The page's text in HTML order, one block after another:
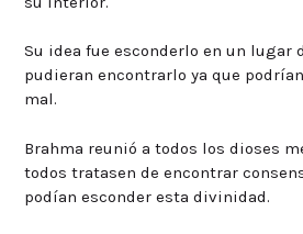
Su idea fue esconderlo en un lugar
pudieran encontrarlo ya que
mal.
Brahma reunió a todos los dioses
todos tratasen de encontrar
podían esconder esta divinidad.